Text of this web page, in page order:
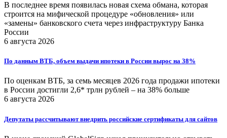
В последнее время появилась новая схема обмана, которая
строится на мифической процедуре «обновления» или
«замены» банковского счета через инфраструктуру Банка
России
6 августа 2026
По данным ВТБ, объем выдачи ипотеки в России вырос на 38%
По оценкам ВТБ, за семь месяцев 2026 года продажи ипотеки
в России достигли 2,6* трлн рублей – на 38% больше
6 августа 2026
Депутаты рассчитывают внедрить российские сертификаты для сайтов